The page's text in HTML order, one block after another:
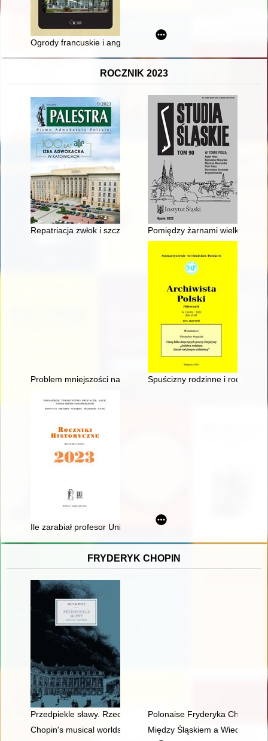
Ogrody francuskie i angielskie w rezydencjach europejskiej
ROCZNIK 2023
Repatriacja zwłok i szczątków ludzkich jako problem prawa
Pomiędzy żarnami wielkiej
Problem mniejszości narodowych w programach Jerzego
Spuścizny rodzinne i rodowe w
Ile zarabiał profesor Uniwersytetu Bolońskiego w późnym
FRYDERYK CHOPIN
Przedpiekle sławy. Rzecz o ChopiniePolonaise Fryderyka Chopina.
Chopin's musical worlds the 1840'sMiędzy Śląskiem a Wiedniem.